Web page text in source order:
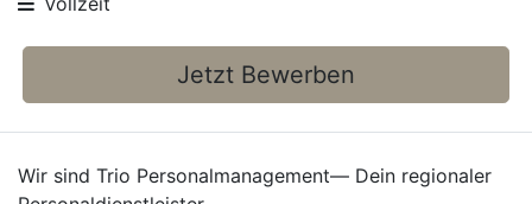
Jetzt Bewerben
Wir sind Trio Personalmanagement— Dein regionaler